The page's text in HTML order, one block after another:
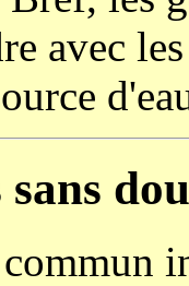
avec
sans